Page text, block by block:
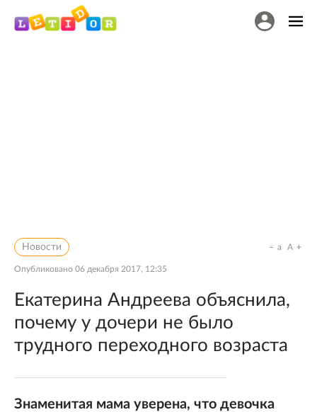
Новости
Опубликовано 06 декабря 2017, 12:35
a A
Екатерина Андреева объяснила,
почему у дочери не было
трудного переходного возраста
Знаменитая мама уверена, что девочка